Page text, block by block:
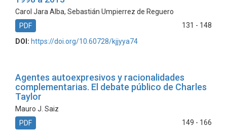
Carol Jara Alba, Sebastián Umpierrez de Reguero
131 - 148
PDF
DOI: https://doi.org/10.60728/kjjyya74
Agentes autoexpresivos y racionalidades
complementarias. El debate público de Charles
Taylor
Mauro J. Saiz
149 - 166
PDF